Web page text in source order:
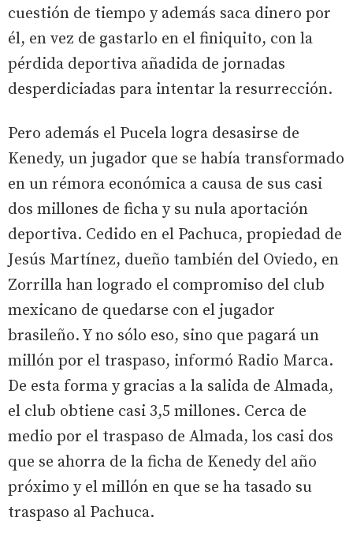
cuestión de tiempo y además saca dinero por
él, en vez de gastarlo en el finiquito, con la
pérdida deportiva añadida de jornadas
desperdiciadas para intentar la resurrección.
Pero además el Pucela logra desasirse de
Kenedy, un jugador que se había transformado
en un rémora económica a causa de sus casi
dos millones de ficha y su nula aportación
deportiva. Cedido en el Pachuca, propiedad de
Jesús Martínez, dueño también del Oviedo, en
Zorrilla han logrado el compromiso del club
mexicano de quedarse con el jugador
brasileño. Y no sólo eso, sino que pagará un
millón por el traspaso, informó Radio Marca.
De esta forma y gracias a la salida de Almada,
el club obtiene casi 3,5 millones. Cerca de
medio por el traspaso de Almada, los casi dos
que se ahorra de la ficha de Kenedy del año
próximo y el millón en que se ha tasado su
traspaso al Pachuca.